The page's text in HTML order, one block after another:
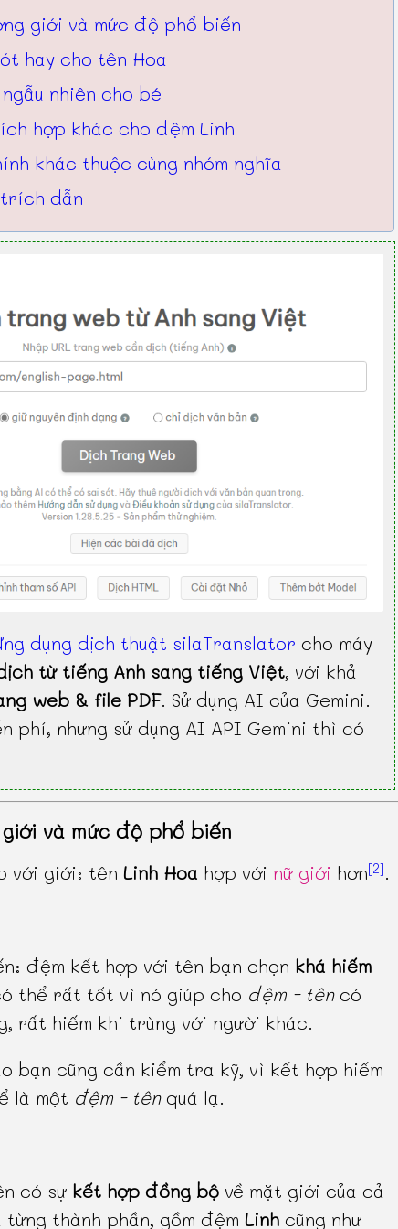
giới và mức độ phổ biến
hay cho tên Hoa
nhiên cho bé
hợp khác cho đệm Linh
khác thuộc cùng nhóm nghĩa
dẫn
dụng dịch thuật silaTranslator cho máy
từ tiếng Anh sang tiếng Việt, với khả
web & file PDF. Sử dụng AI của Gemini.
phí, nhưng sử dụng AI API Gemini thì có
giới và mức độ phổ biến
với giới: tên Linh Hoa hợp với nữ giới hơn[2].
đệm kết hợp với tên bạn chọn khá hiếm
thể rất tốt vì nó giúp cho đệm - têncó
rất hiếm khi trùng với người khác.
bạn cũng cần kiểm tra kỹ, vì kết hợp hiếm
là một đệm - tênquá lạ.
có sự kết hợp đồng bộ về mặt giới của cả
từng thành phần, gồm đệm Linh cũng như